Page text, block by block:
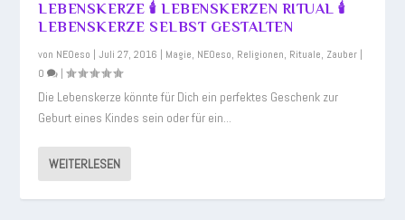
LEBENSKERZE 🕯️ LEBENSKERZEN RITUAL 🕯️
LEBENSKERZE SELBST GESTALTEN
von NEOeso |Juli 27, 2016 | Magie, NEOeso, Religionen, Rituale, Zauber |
0
|
Die Lebenskerze könnte für Dich ein perfektes Geschenk zur
Geburt eines Kindes sein oder für ein...
WEITERLESEN